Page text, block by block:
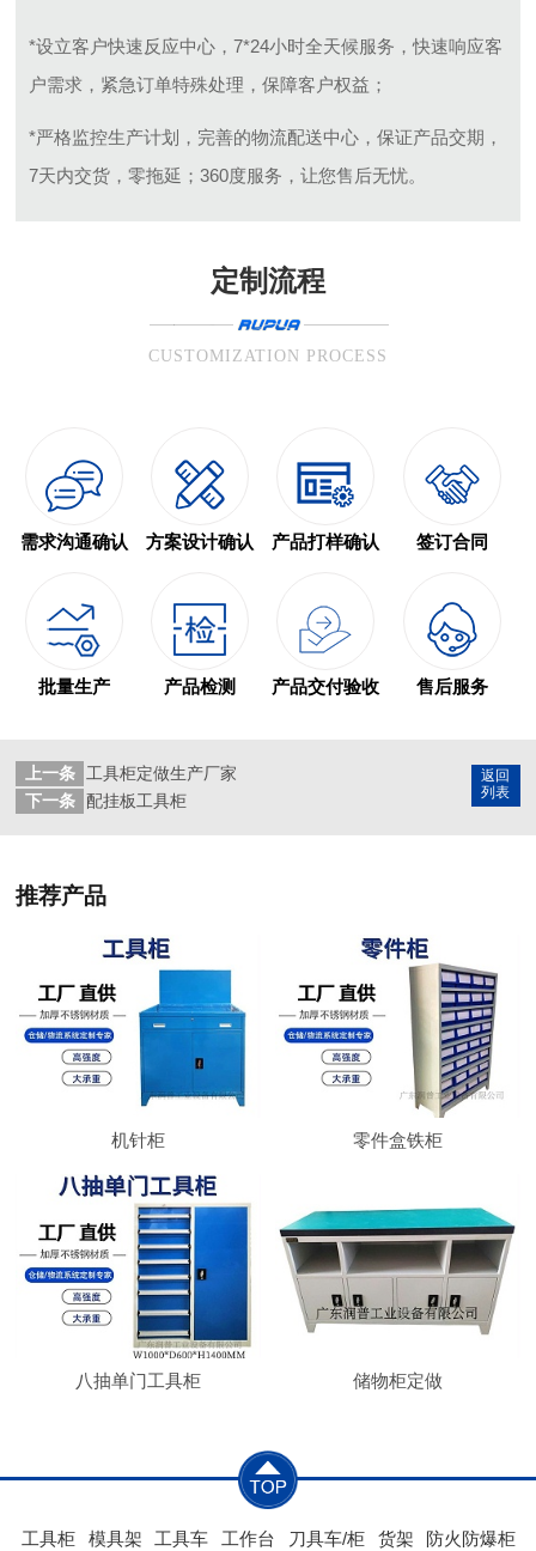
*设立客户快速反应中心，7*24小时全天候服务，快速响应客
户需求，紧急订单特殊处理，保障客户权益；
*严格监控生产计划，完善的物流配送中心，保证产品交期，
7天内交货，零拖延；360度服务，让您售后无忧。
定制流程
CUSTOMIZATION PROCESS
需求沟通确认 方案设计确认 产品打样确认 签订合同
批量生产 产品检测 产品交付验收 售后服务
返回
列表
上一条 工具柜定做生产厂家
下一条 配挂板工具柜
推荐产品
机针柜 零件盒铁柜
八抽单门工具柜 储物柜定做
工具柜 模具架 工具车 工作台 刀具车/柜 货架 防火防爆柜